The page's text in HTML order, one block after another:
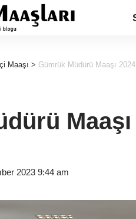
Maaşı > Gümrük Müdürü Maaşı 2024
Maaşı
2023 9:44 am